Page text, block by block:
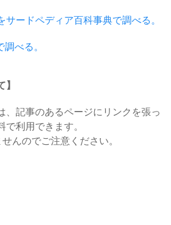
ードペディア百科事典で調べる。
べる。
、記事のあるページにリンクを張っ
利用できます。
んのでご注意ください。